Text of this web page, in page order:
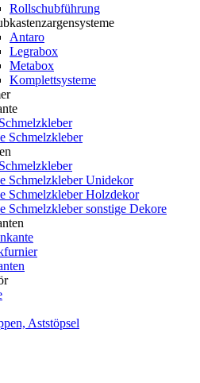
Rollschubführung
Antaro
Legrabox
Metabox
Komplettsysteme
Schmelzkleber
Schmelzkleber Unidekor
Schmelzkleber Holzdekor
Schmelzkleber sonstige Dekore
Aststöpsel